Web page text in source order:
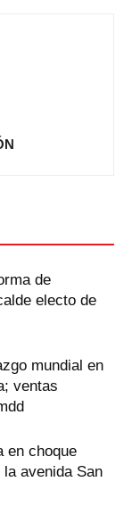
de
electo de
mundial en
ventas
en choque
avenida San